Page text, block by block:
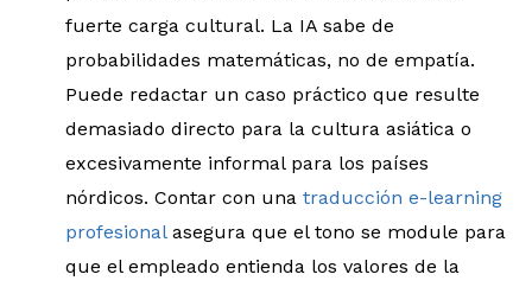
fuerte carga cultural. La IA sabe de
probabilidades matemáticas, no de empatía.
Puede redactar un caso práctico que resulte
demasiado directo para la cultura asiática o
excesivamente informal para los países
nórdicos. Contar con una traducción e-learning
profesionalasegura que el tono se module para
que el empleado entienda los valores de la